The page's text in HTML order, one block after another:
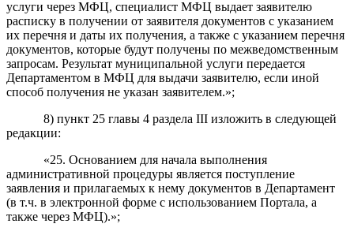
услуги через МФЦ, специалист МФЦ выдает заявителю
расписку в получении от заявителя документов с указанием
их перечня и даты их получения, а также с указанием перечня
документов, которые будут получены по межведомственным
запросам. Результат муниципальной услуги передается
Департаментом в МФЦ для выдачи заявителю, если иной
способ получения не указан заявителем.»;
8) пункт 25 главы 4 раздела III изложить в следующей
редакции:
«25. Основанием для начала выполнения
административной процедуры является поступление
заявления и прилагаемых к нему документов в Департамент
(в т.ч. в электронной форме с использованием Портала, а
также через МФЦ).»;